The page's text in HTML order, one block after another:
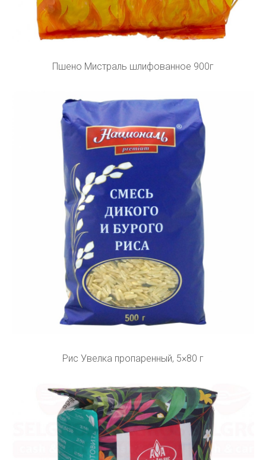
Пшено Мистраль шлифованное 900г
Рис Увелка пропаренный, 5×80 г